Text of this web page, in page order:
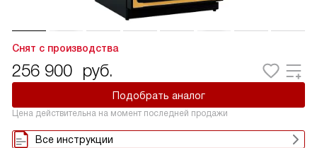
Снят с производства
256 900 руб.
Подобрать аналог
Цена действительна на момент последней продажи
Все инструкции